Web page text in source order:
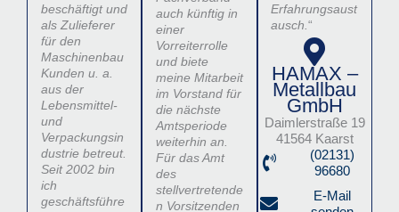
beschäftigt und
als Zulieferer
für den
Maschinenbau
Kunden u. a.
aus der
Lebensmittel-
und
Verpackungsin
dustrie betreut.
Seit 2002 bin
ich
geschäftsführe
auch künftig in
einer
Vorreiterrolle
und biete
meine Mitarbeit
im Vorstand für
die nächste
Amtsperiode
weiterhin an.
Für das Amt
des
stellvertretende
n Vorsitzenden
Erfahrungsaust
ausch.“
HAMAX –
Metallbau
GmbH
Daimlerstraße 19
41564 Kaarst
(02131)
96680
E-Mail